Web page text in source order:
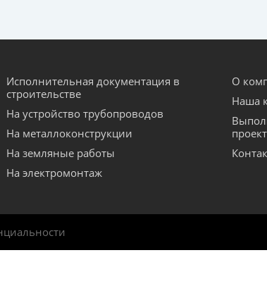
Исполнительная документация в
строительстве
На устройство трубопроводов
На металлоконструкции
На земляные работы
На электромонтаж
О
Наша